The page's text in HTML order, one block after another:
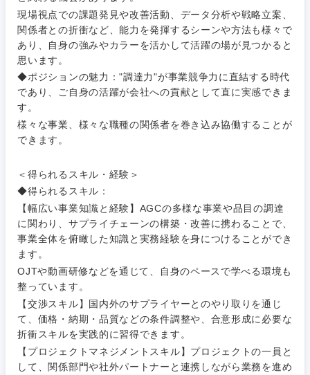
現場視点での課題発見や改善活動、データ分析や戦略立案、
関係者との折衝など、能力を発揮するシーンや方法も様々で
あり、自身の強みやカラーを活かして活躍の場が見つかると
思います。
◆ポジションの魅力："調達力"が事業競争力に直結する時代
であり、ご自身の活躍が会社への貢献として直に実感できま
す。
様々な事業、様々な職種の関係者を巻き込み協働することが
できます。
＜得られるスキル・経験＞
◆得られるスキル：
【幅広い事業知識と経験】AGCの多様な事業や品目の調達
に関わり、サプライチェーンの構築・改善に携わることで、
事業全体を俯瞰した知識と実務経験を身につけることができ
ます。
OJTや動画研修などを通じて、自身のペースで学べる環境も
整っています。
【交渉スキル】国内外のサプライヤーとのやり取りを通じ
て、価格・納期・品質などの条件調整や、合意形成に必要な
折衝スキルを実践的に習得できます。
【プロジェクトマネジメントスキル】プロジェクトの一員と
して、関係部門や社外パートナーと連携しながら業務を進め